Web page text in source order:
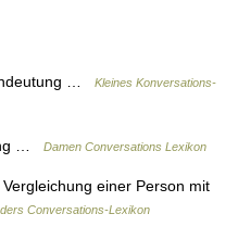
…
Kleines Konversations-
… Damen Conversations Lexikon
einer Person mit
Conversations-Lexikon